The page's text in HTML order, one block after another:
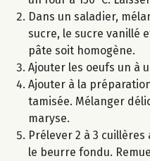
Dans un saladier,
sucre, le sucre vanillé
pâte soit homogène.
Ajouter les oeufs un à
Ajouter à la
tamisée. Mélanger
maryse.
Prélever 2 à 3
le beurre fondu.